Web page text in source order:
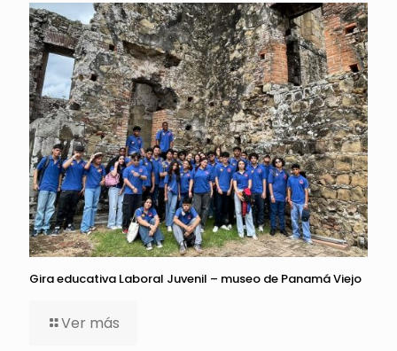
Gira educativa Laboral Juvenil – museo de Panamá Viejo
Ver más